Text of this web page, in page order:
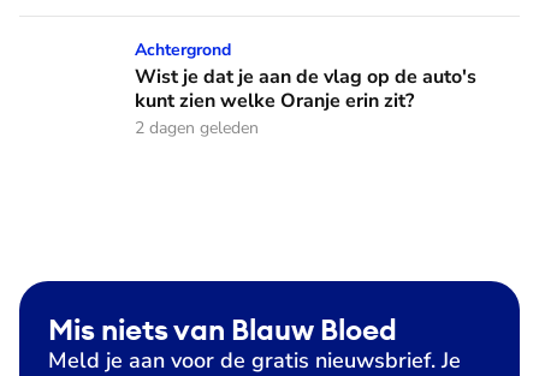
Wist je dat je aan de vlag op de auto's kunt zien welke
Achtergrond
Wist je dat je aan de vlag op de auto's
kunt zien welke Oranje erin zit?
2 dagen geleden
Mis niets van Blauw Bloed
Meld je aan voor de gratis nieuwsbrief. Je